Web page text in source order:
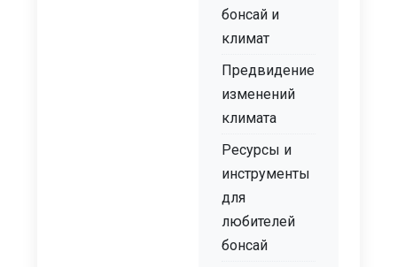
бонсай и
климат
Предвидение
изменений
климата
Ресурсы и
инструменты
для
любителей
бонсай